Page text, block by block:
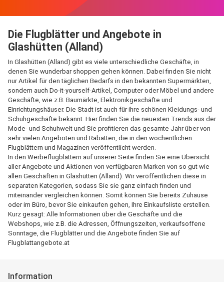
Die Flugblätter und Angebote in
Glashütten (Alland)
In Glashütten (Alland) gibt es viele unterschiedliche Geschäfte, in
denen Sie wunderbar shoppen gehen können. Dabei finden Sie nicht
nur Artikel für den täglichen Bedarfs in den bekannten Supermärkten,
sondern auch Do-it-yourself-Artikel, Computer oder Möbel und andere
Geschäfte, wie z.B. Baumärkte, Elektronikgeschäfte und
Einrichtungshäuser. Die Stadt ist auch für ihre schönen Kleidungs- und
Schuhgeschäfte bekannt. Hier finden Sie die neuesten Trends aus der
Mode- und Schuhwelt und Sie profitieren das gesamte Jahr über von
sehr vielen Angeboten und Rabatten, die in den wöchentlichen
Flugblättern und Magazinen veröffentlicht werden.
In den Werbeflugblättern auf unserer Seite finden Sie eine Übersicht
aller Angebote und Aktionen von verfügbaren Marken von so gut wie
allen Geschäften in Glashütten (Alland). Wir veröffentlichen diese in
separaten Kategorien, sodass Sie sie ganz einfach finden und
miteinander vergleichen können. Somit können Sie bereits Zuhause
oder im Büro, bevor Sie einkaufen gehen, Ihre Einkaufsliste erstellen.
Kurz gesagt: Alle Informationen über die Geschäfte und die
Webshops, wie z.B. die Adressen, Öffnungszeiten, verkaufsoffene
Sonntage, die Flugblätter und die Angebote finden Sie auf
Flugblattangebote.at
Information